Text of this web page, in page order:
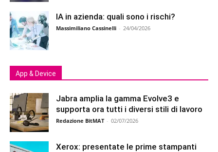
IA in azienda: quali sono i rischi?
Massimiliano Cassinelli - 24/04/2026
App & Device
Jabra amplia la gamma Evolve3 e
supporta ora tutti i diversi stili di lavoro
Redazione BitMAT - 02/07/2026
Xerox: presentate le prime stampanti